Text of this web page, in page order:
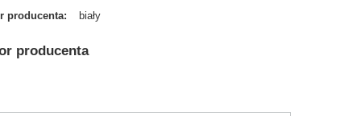
producenta biały
producenta